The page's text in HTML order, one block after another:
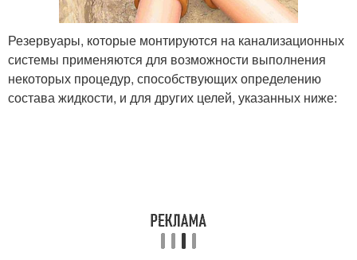
Резервуары, которые монтируются на канализационных
системы применяются для возможности выполнения
некоторых процедур, способствующих определению
состава жидкости, и для других целей, указанных ниже: